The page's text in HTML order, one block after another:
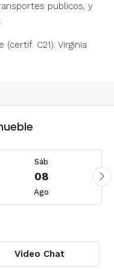
publicos, y
C21): Virginia
Sáb
08
Ago
Video Chat